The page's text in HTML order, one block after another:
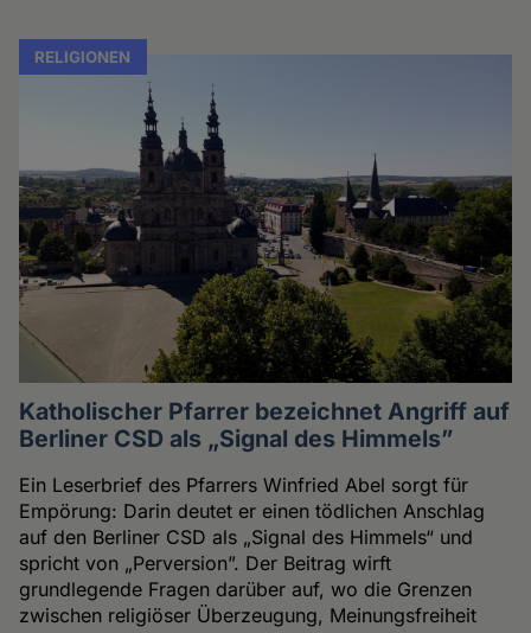
RELIGIONEN
Katholischer Pfarrer bezeichnet Angriff auf
Berliner CSD als „Signal des Himmels”
Ein Leserbrief des Pfarrers Winfried Abel sorgt für
Empörung: Darin deutet er einen tödlichen Anschlag
auf den Berliner CSD als „Signal des Himmels“ und
spricht von „Perversion”. Der Beitrag wirft
grundlegende Fragen darüber auf, wo die Grenzen
zwischen religiöser Überzeugung, Meinungsfreiheit